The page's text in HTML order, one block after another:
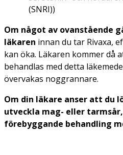
(SNRI))
Om något av ovanstående
läkaren innan du tar Rivaxa,
kan öka. Läkaren kommer då
behandlas med detta
övervakas noggrannare.
Om din läkare anser att du
utveckla mag- eller
förebyggande behandling